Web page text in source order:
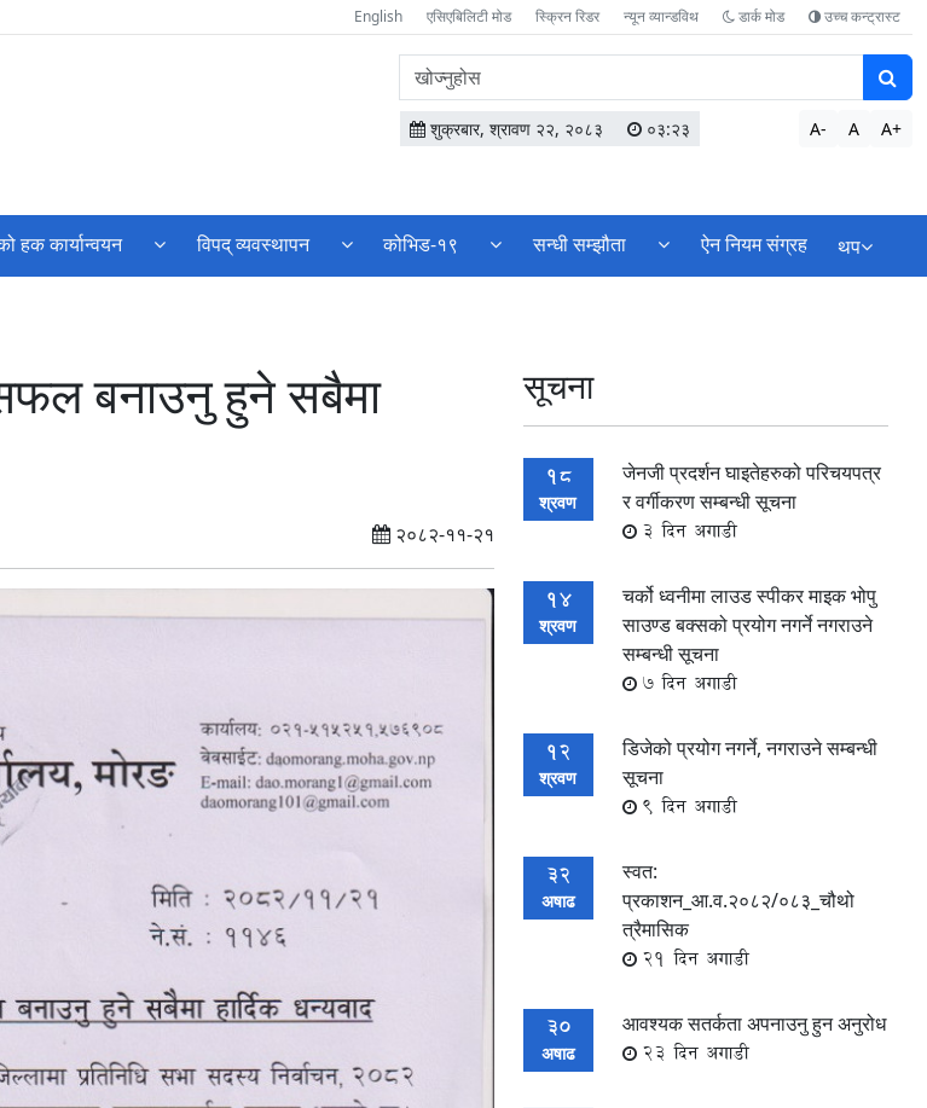
English एसिएबिलिटी मोड स्क्रिन रिडर न्यून व्यान्डविथ डार्क मोड उच्च कन्ट्रास्ट
वेबसाइटमा
सामग्री
खोज्नुहोस
शुक्रबार, श्रावण २२, २०८३ ०३:२३ A- A A+
हक कार्यान्वयन विपद् व्यवस्थापन कोभिड-१९ सन्धी सम्झौता ऐन नियम संग्रह थप
बनाउनु हुने सबैमा
२०८२-११-२१
सूचना
18
श्रवण
जेनजी प्रदर्शन घाइतेहरुको परिचयपत्र
र वर्गीकरण सम्बन्धी सूचना
3 दिन अगाडी
14
श्रवण
चर्को ध्वनीमा लाउड स्पीकर माइक भोपु
साउण्ड बक्सको प्रयोग नगर्ने नगराउने
सम्बन्धी सूचना
7 दिन अगाडी
12
श्रवण
डिजेको प्रयोग नगर्ने, नगराउने सम्बन्धी
सूचना
9 दिन अगाडी
32
अषाढ
स्वत:
प्रकाशन_आ.व.२०८२/०८३_चौथो
त्रैमासिक
21 दिन अगाडी
30
अषाढ
आवश्यक सतर्कता अपनाउनु हुन अनुरोध
23 दिन अगाडी